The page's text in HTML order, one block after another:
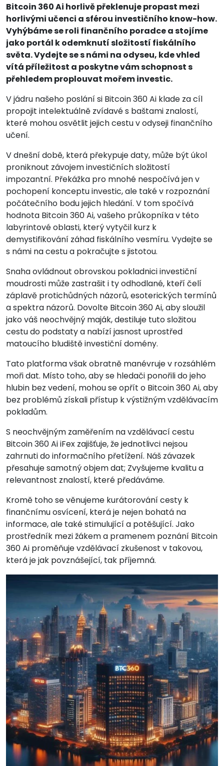
Bitcoin 360 Ai horlivě překlenuje propast mezi
horlivými učenci a sférou investičního know-how.
Vyhýbáme se roli finančního poradce a stojíme
jako portál k odemknutí složitostí fiskálního
světa. Vydejte se s námi na odyseu, kde vhled
vítá příležitost a poskytne vám schopnost s
přehledem proplouvat mořem investic.
V jádru našeho poslání si Bitcoin 360 Ai klade za cíl
propojit intelektuálně zvídavé s baštami znalostí,
které mohou osvětlit jejich cestu v odyseji finančního
učení.
V dnešní době, která překypuje daty, může být úkol
proniknout závojem investičních složitostí
impozantní. Překážka pro mnohé nespočívá jen v
pochopení konceptu investic, ale také v rozpoznání
počátečního bodu jejich hledání. V tom spočívá
hodnota Bitcoin 360 Ai, vašeho průkopníka v této
labyrintové oblasti, který vytyčil kurz k
demystifikování záhad fiskálního vesmíru. Vydejte se
s námi na cestu a pokračujte s jistotou.
Snaha ovládnout obrovskou pokladnici investiční
moudrosti může zastrašit i ty odhodlané, kteří čelí
záplavě protichůdných názorů, esoterických termínů
a spektra názorů. Dovolte Bitcoin 360 Ai, aby sloužil
jako váš neochvějný maják, destiluje tuto složitou
cestu do podstaty a nabízí jasnost uprostřed
matoucího bludiště investiční domény.
Tato platforma však obratně manévruje v rozsáhlém
moři dat. Místo toho, aby se hledači ponořili do jeho
hlubin bez vedení, mohou se opřít o Bitcoin 360 Ai, aby
bez problémů získali přístup k výstižným vzdělávacím
pokladům.
S neochvějným zaměřením na vzdělávací cestu
Bitcoin 360 Ai iFex zajišťuje, že jednotlivci nejsou
zahrnuti do informačního přetížení. Náš závazek
přesahuje samotný objem dat; Zvyšujeme kvalitu a
relevantnost znalostí, které předáváme.
Kromě toho se věnujeme kurátorování cesty k
finančnímu osvícení, která je nejen bohatá na
informace, ale také stimulující a potěšující. Jako
prostředník mezi žákem a pramenem poznání Bitcoin
360 Ai proměňuje vzdělávací zkušenost v takovou,
která je jak povznášející, tak příjemná.